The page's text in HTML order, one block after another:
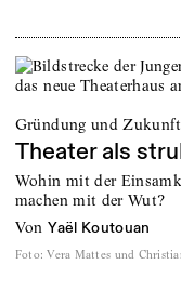
Gründung und Zukunft
Theater als
Wohin mit der
machen mit der Wut?
von Yaël Koutouan
Foto: Vera Mattes und